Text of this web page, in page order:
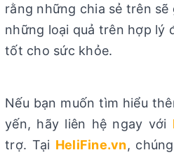
rằng những chia sẻ trên
những loại quả trên hợp lý
tốt cho sức khỏe.
Nếu bạn muốn tìm hiểu
yến, hãy liên hệ ngay với
trợ. Tại HeliFine.vn,